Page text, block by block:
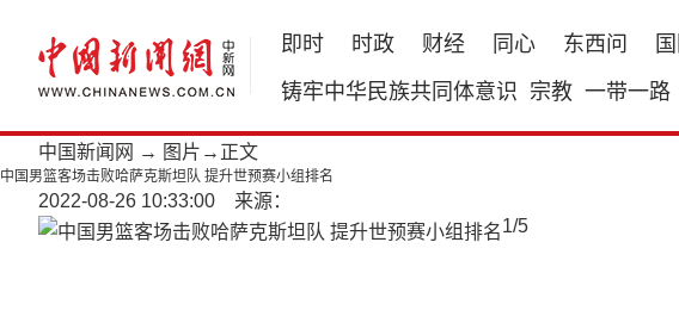
即时 时政 财经 同心 东西问
铸牢中华民族共同体意识 宗教 一带一路
中国新闻网 → 图片 →正文
中国男篮客场击败哈萨克斯坦队 提升世预赛小组排名
2022-08-26 10:33:00 来源：
1/5